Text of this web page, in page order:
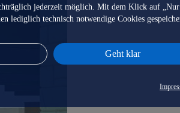
jederzeit möglich. Mit dem Klick auf „Nur
lediglich technisch notwendige Cookies
Geht klar